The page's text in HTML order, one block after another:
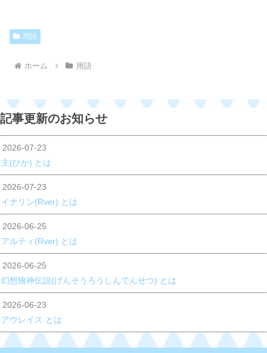
MD(ミニディスプレイ)モード
FD(フルディスプレイ)モード
NDS(ノーディスプレイスキャン)モード
用語
ホーム 用語
記事更新のお知らせ
2026-07-23
主(ひか) とは
2026-07-23
イナリン(Rver) とは
2026-06-25
アルティ(Rver) とは
2026-06-25
幻想狼神伝説(げんそうろうしんでんせつ) とは
2026-06-23
アウレイス とは